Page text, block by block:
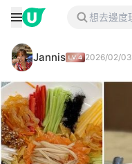
Jannis 2026/02/03